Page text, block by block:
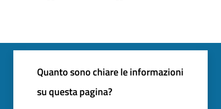
Quanto sono chiare le informazioni
su questa pagina?